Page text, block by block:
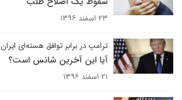
۲۳ اسفند ۱۳۹۶
ترامپ در برابر توافق هسته‌ای ایران
آیا این آخرین شانس است؟
۲۱ اسفند ۱۳۹۶